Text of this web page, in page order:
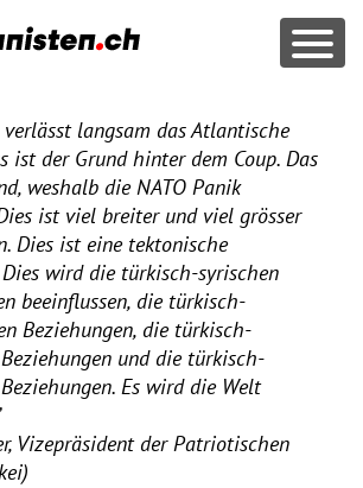
verlässt langsam das Atlantische
ist der Grund hinter dem Coup. Das
weshalb dieNATOPanik
ist viel breiter und viel grösser
Dies ist eine tektonische
Dies wird die türkisch-syrischen
beeinflussen, die türkisch-
Beziehungen, die türkisch-
und die türkisch-
Es wird die Welt
Vizepräsident der Patriotischen